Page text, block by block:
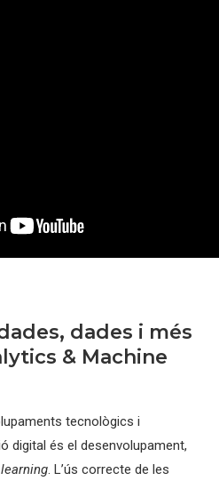
dades i més
& Machine
tecnològics i
digital és el desenvolupament,
. L’ús correcte de les